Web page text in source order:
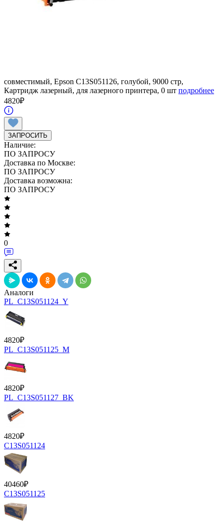
совместимый, Epson C13S051126, голубой, 9000 стр,
Картридж лазерный, для лазерного принтера, 0 шт подробнее
4820₽
ЗАПРОСИТЬ
Наличие:
ПО ЗАПРОСУ
Доставка по Москве:
ПО ЗАПРОСУ
Доставка возможна:
ПО ЗАПРОСУ
0
Аналоги
PL_C13S051124_Y
4820₽
PL_C13S051125_M
4820₽
PL_C13S051127_BK
4820₽
C13S051124
40460₽
C13S051125